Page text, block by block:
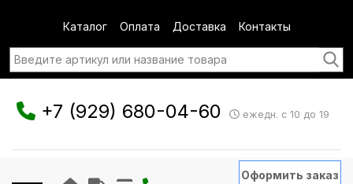
Каталог Оплата Доставка Контакты
+7 (929) 680-04-60 ежедн. с 10 до 19
Оформить заказ